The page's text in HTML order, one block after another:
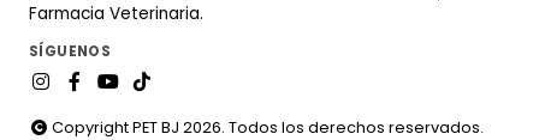
Farmacia Veterinaria.
SÍGUENOS
Copyright PET BJ 2026. Todos los derechos reservados.